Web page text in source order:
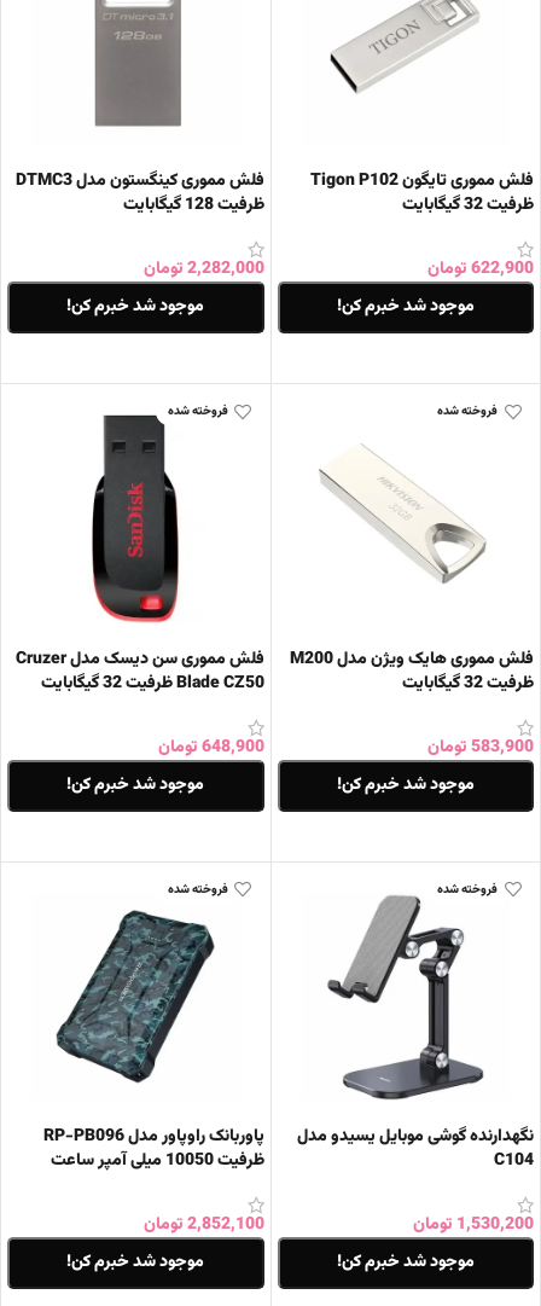
فلش مموری تایگون Tigon P102
ظرفیت 32 گیگابایت
622,900تومان
موجود شد خبرم کن!
فلش مموری کینگستون مدل DTMC3
ظرفیت 128 گیگابایت
2,282,000تومان
موجود شد خبرم کن!
فروخته شده
فلش مموری هایک ویژن مدل M200
ظرفیت 32 گیگابایت
583,900تومان
موجود شد خبرم کن!
فروخته شده
فلش مموری سن دیسک مدل Cruzer
Blade CZ50 ظرفیت 32 گیگابایت
648,900تومان
موجود شد خبرم کن!
فروخته شده
نگهدارنده گوشی موبایل یسیدو مدل
C104
1,530,200 تومان
موجود شد خبرم کن!
فروخته شده
پاوربانک راوپاور مدل RP-PB096
ظرفیت 10050 میلی آمپر ساعت
2,852,100تومان
موجود شد خبرم کن!